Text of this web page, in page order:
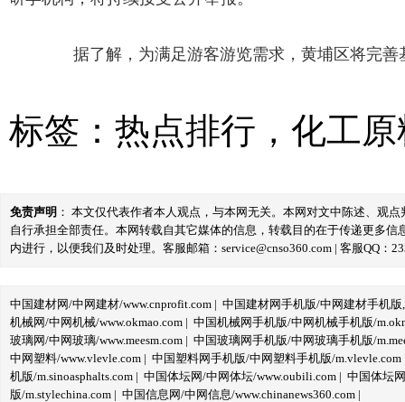
据了解，为满足游客游览需求，黄埔区将完善
标签： 热点排行 ， 化工原
免责声明 ： 本文仅代表作者本人观点，与本网无关。本网对文中陈述、观
自行承担全部责任。本网转载自其它媒体的信息，转载目的在于传递更多
内进行，以便我们及时处理。客服邮箱：service@cnso360.com | 客服QQ：
中国建材网/中网建材/www.cnprofit.com | 中国建材网手机版/中网建材手机版
机械网/中网机械/www.okmao.com | 中国机械网手机版/中网机械手机版/
玻璃网/中网玻璃/www.meesm.com | 中国玻璃网手机版/中网玻璃手机版/
中网塑料/www.vlevle.com | 中国塑料网手机版/中网塑料手机版/m.vlevle.com
机版/m.sinoasphalts.com | 中国体坛网/中网体坛/www.oubili.com | 中国体坛
版/m.stylechina.com | 中国信息网/中网信息/www.chinanews360.com |